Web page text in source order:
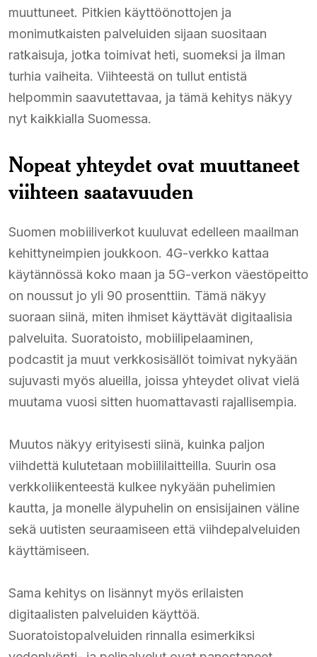
muuttuneet. Pitkien käyttöönottojen ja
monimutkaisten palveluiden sijaan suositaan
ratkaisuja, jotka toimivat heti, suomeksi ja ilman
turhia vaiheita. Viihteestä on tullut entistä
helpommin saavutettavaa, ja tämä kehitys näkyy
nyt kaikkialla Suomessa.
Nopeat yhteydet ovat muuttaneet
viihteen saatavuuden
Suomen mobiiliverkot kuuluvat edelleen maailman
kehittyneimpien joukkoon. 4G-verkko kattaa
käytännössä koko maan ja 5G-verkon väestöpeitto
on noussut jo yli 90 prosenttiin. Tämä näkyy
suoraan siinä, miten ihmiset käyttävät digitaalisia
palveluita. Suoratoisto, mobiilipelaaminen,
podcastit ja muut verkkosisällöt toimivat nykyään
sujuvasti myös alueilla, joissa yhteydet olivat vielä
muutama vuosi sitten huomattavasti rajallisempia.
Muutos näkyy erityisesti siinä, kuinka paljon
viihdettä kulutetaan mobiililaitteilla. Suurin osa
verkkoliikenteestä kulkee nykyään puhelimien
kautta, ja monelle älypuhelin on ensisijainen väline
sekä uutisten seuraamiseen että viihdepalveluiden
käyttämiseen.
Sama kehitys on lisännyt myös erilaisten
digitaalisten palveluiden käyttöä.
Suoratoistopalveluiden rinnalla esimerkiksi